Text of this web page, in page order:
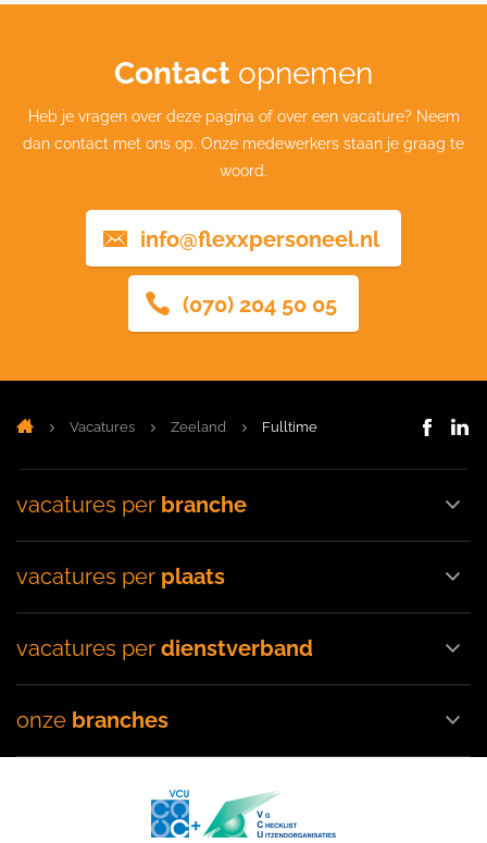
Contact opnemen
Heb je vragen over deze pagina of over een vacature? Neem
dan contact met ons op. Onze medewerkers staan je graag te
woord.
info@flexxpersoneel.nl
(070) 204 50 05
Vacatures Zeeland Fulltime
vacatures per branche
vacatures per plaats
vacatures per dienstverband
onze branches